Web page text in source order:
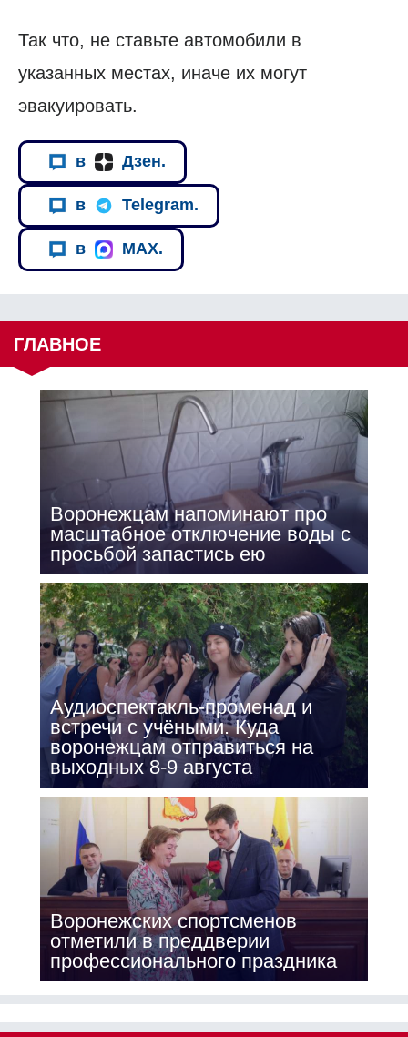
Так что, не ставьте автомобили в
указанных местах, иначе их могут
эвакуировать.
в Дзен.
в Telegram.
в MAX.
ГЛАВНОЕ
Воронежцам напоминают про
масштабное отключение воды с
просьбой запастись ею
Аудиоспектакль-променад и
встречи с учёными. Куда
воронежцам отправиться на
выходных 8-9 августа
Воронежских спортсменов
отметили в преддверии
профессионального праздника